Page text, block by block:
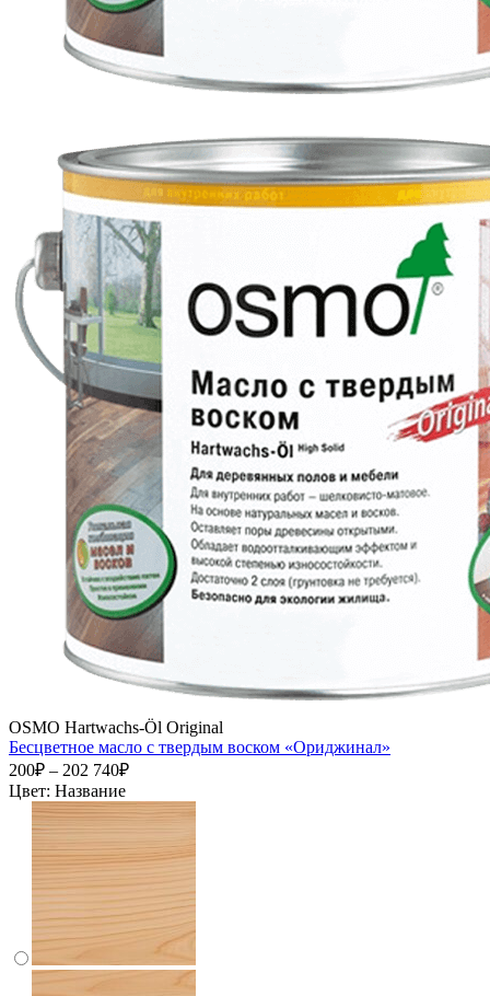
OSMO Hartwachs-Öl Original
Бесцветное масло с твердым воском «Ориджинал»
200₽ – 202 740₽
Цвет: Название